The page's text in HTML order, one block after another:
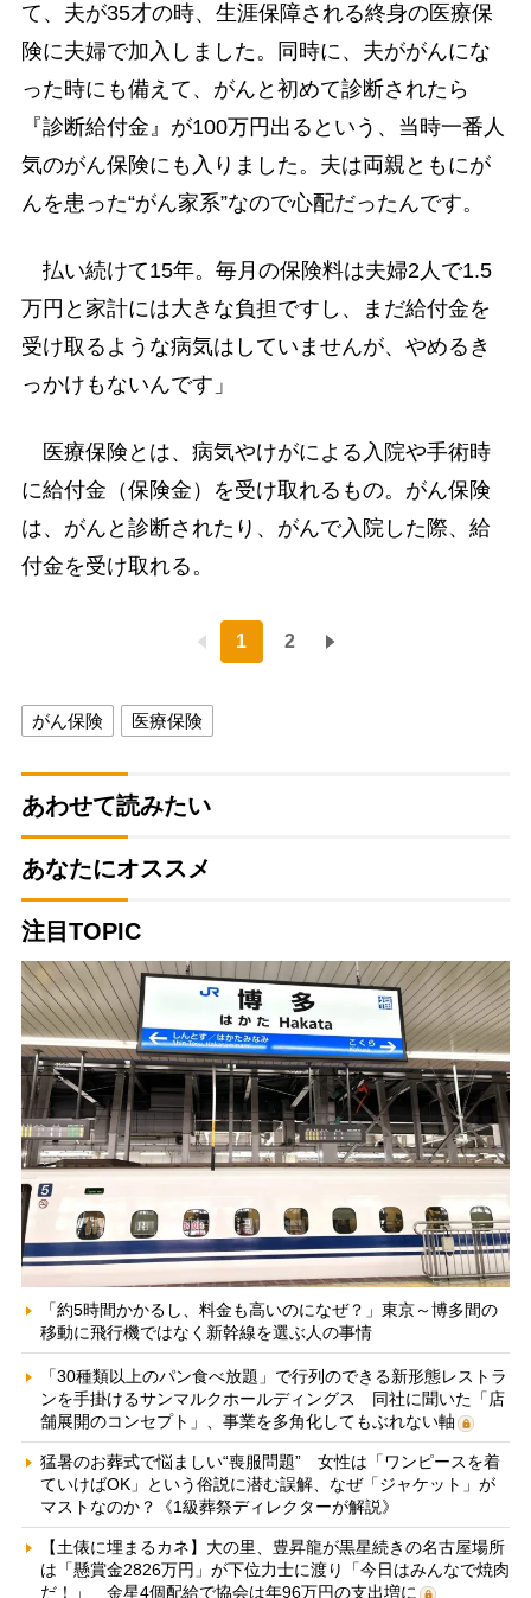
て、夫が35才の時、生涯保障される終身の医療保
険に夫婦で加入しました。同時に、夫ががんにな
った時にも備えて、がんと初めて診断されたら
『診断給付金』が100万円出るという、当時一番人
気のがん保険にも入りました。夫は両親ともにが
んを患った“がん家系”なので心配だったんです。
払い続けて15年。毎月の保険料は夫婦2人で1.5
万円と家計には大きな負担ですし、まだ給付金を
受け取るような病気はしていませんが、やめるき
っかけもないんです」
医療保険とは、病気やけがによる入院や手術時
に給付金（保険金）を受け取れるもの。がん保険
は、がんと診断されたり、がんで入院した際、給
付金を受け取れる。
1 2
がん保険 医療保険
あわせて読みたい
あなたにオススメ
注目TOPIC
「約5時間かかるし、料金も高いのになぜ？」東京～博多間の
移動に飛行機ではなく新幹線を選ぶ人の事情
「30種類以上のパン食べ放題」で行列のできる新形態レストラ
ンを手掛けるサンマルクホールディングス 同社に聞いた「店
舗展開のコンセプト」、事業を多角化してもぶれない軸
猛暑のお葬式で悩ましい“喪服問題” 女性は「ワンピースを着
ていけばOK」という俗説に潜む誤解、なぜ「ジャケット」が
マストなのか？《1級葬祭ディレクターが解説》
【土俵に埋まるカネ】大の里、豊昇龍が黒星続きの名古屋場所
は「懸賞金2826万円」が下位力士に渡り「今日はみんなで焼肉
だ！」 金星4個配給で協会は年96万円の支出増に